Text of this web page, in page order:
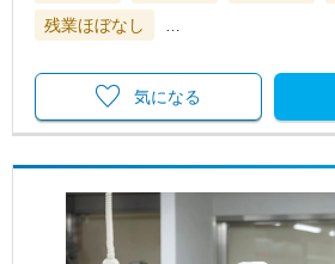
残業ほぼなし …
気になる